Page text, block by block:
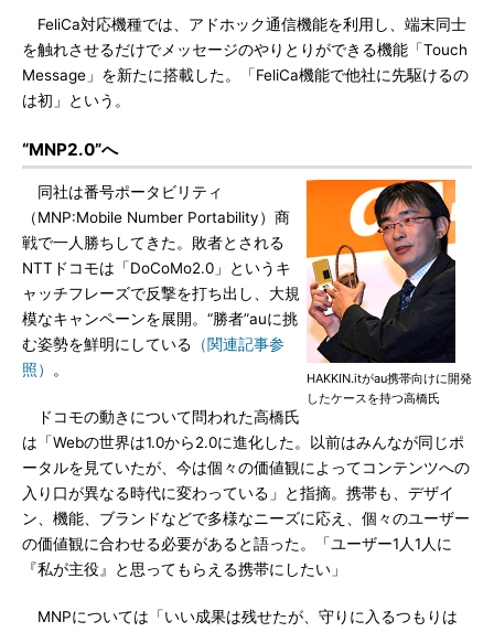
FeliCa対応機種では、アドホック通信機能を利用し、端末同士
を触れさせるだけでメッセージのやりとりができる機能「Touch
Message」を新たに搭載した。「FeliCa機能で他社に先駆けるの
は初」という。
“MNP2.0”へ
HAKKIN.itがau携帯向けに開発
したケースを持つ高橋氏
同社は番号ポータビリティ
（MNP:Mobile Number Portability）商
戦で一人勝ちしてきた。敗者とされる
NTTドコモは「DoCoMo2.0」というキ
ャッチフレーズで反撃を打ち出し、大規
模なキャンペーンを展開。“勝者”auに挑
む姿勢を鮮明にしている （関連記事参
照）
。
ドコモの動きについて問われた高橋氏
は「Webの世界は1.0から2.0に進化した。以前はみんなが同じポ
ータルを見ていたが、今は個々の価値観によってコンテンツへの
入り口が異なる時代に変わっている」と指摘。携帯も、デザイ
ン、機能、ブランドなどで多様なニーズに応え、個々のユーザー
の価値観に合わせる必要があると語った。「ユーザー1人1人に
『私が主役』と思ってもらえる携帯にしたい」
MNPについては「いい成果は残せたが、守りに入るつもりは